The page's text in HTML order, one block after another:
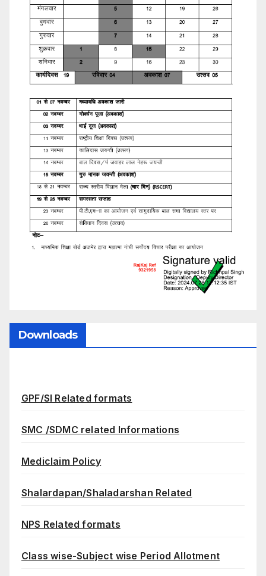
Downloads
GPF/SI Related formats
SMC /SDMC related Informations
Mediclaim Policy
Shalardapan/Shaladarshan Related
NPS Related formats
Class wise-Subject wise Period Allotment